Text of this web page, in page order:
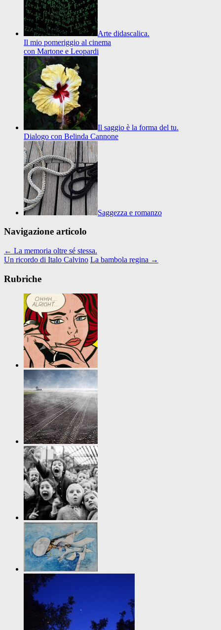
Arte didascalica.
Il mio pomeriggio al cinema
con Martone e Leopardi
Il saggio è la forma del tu.
Dialogo con Belinda Cannone
Saggezza e romanzo
Navigazione articolo
← La memoria oltre sé stessa.
Un ricordo di Italo Calvino La bambola regina →
Rubriche